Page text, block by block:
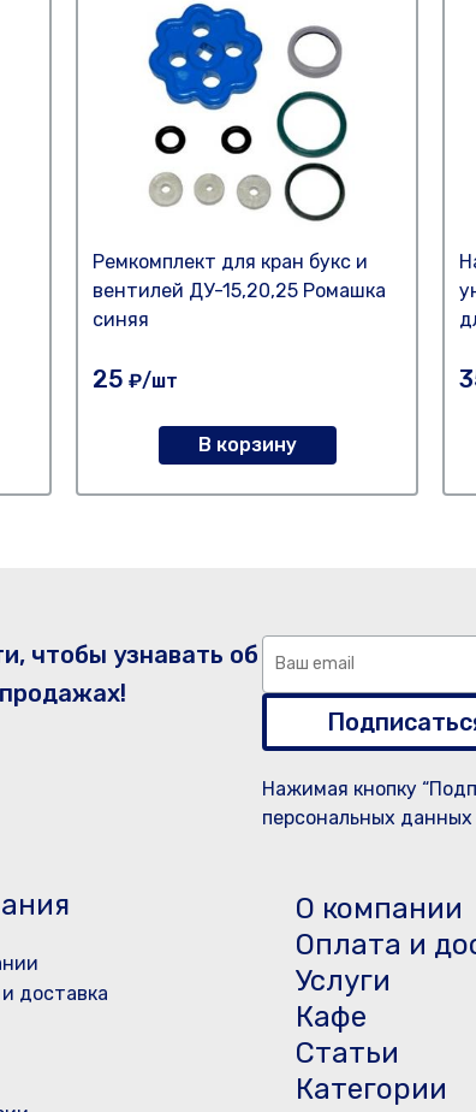
Ремкомплект для кран букс и
вентилей ДУ-15,20,25 Ромашка
синяя
25 ₽/шт
В корзину
чтобы узнавать об
Нажимая кнопку
персональных
доставка
О компании
Оплата и
Услуги
Кафе
Статьи
Категории